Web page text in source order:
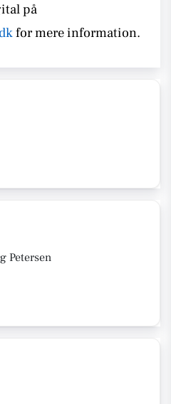
på
for mere information.
Petersen